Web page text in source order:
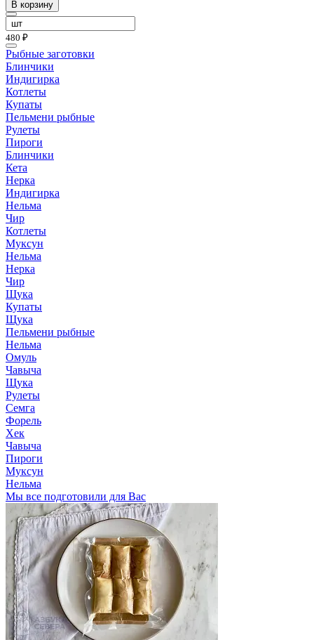
В корзину
480 ₽
Рыбные заготовки
Блинчики
Индигирка
Котлеты
Купаты
Пельмени рыбные
Рулеты
Пироги
Блинчики
Кета
Нерка
Индигирка
Нельма
Чир
Котлеты
Муксун
Нельма
Нерка
Чир
Щука
Купаты
Щука
Пельмени рыбные
Нельма
Омуль
Чавыча
Щука
Рулеты
Семга
Форель
Хек
Чавыча
Пироги
Муксун
Нельма
Мы все подготовили для Вас